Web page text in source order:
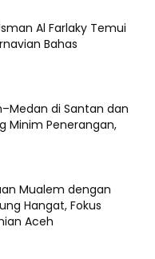
Al Farlaky Temui
Bahas
di Santan dan
Minim Penerangan,
Mualem dengan
Hangat, Fokus
Aceh